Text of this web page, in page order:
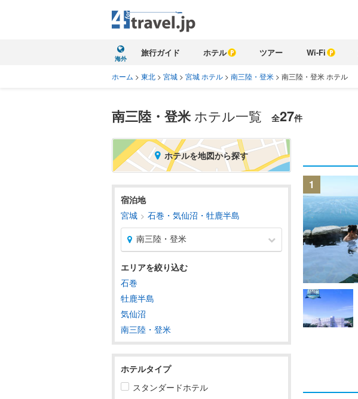
海外
旅行ガイド ホテル ツアー Wi-Fi
ホーム > 東北 > 宮城 > 宮城 ホテル > 南三陸・登米 > 南三陸・登米 ホテル
南三陸・登米ホテル一覧 全27件
1
ホテルを地図から探す
宿泊地
宮城
石巻・気仙沼・牡鹿半島
南三陸・登米
北海道
東北
青森
岩手
宮城すべて
エリアを絞り込む
石巻
牡鹿半島
気仙沼
南三陸・登米
ホテルタイプ
スタンダードホテル